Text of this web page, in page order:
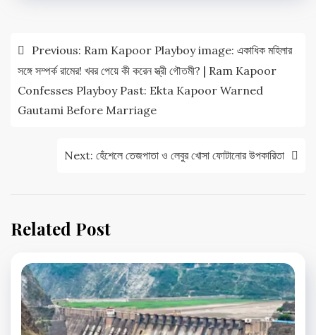
Post
navigation
Previous: Ram Kapoor Playboy image: একাধিক মহিলার
সঙ্গে সম্পর্ক রামের! খবর পেয়ে কী করেন স্ত্রী গৌতমী? | Ram Kapoor
Confesses Playboy Past: Ekta Kapoor Warned
Gautami Before Marriage
Next: হেঁশেলে তেজপাতা ও লেবুর খোসা ফোটানোর উপকারিতা
Related Post